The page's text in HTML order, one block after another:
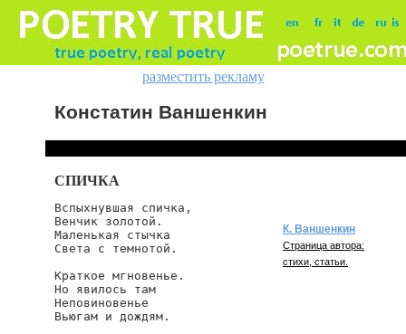
разместить рекламу
Констатин Ваншенкин
СПИЧКА
Вспыхнувшая спичка,
Венчик золотой.
Маленькая стычка
Света с темнотой.
Краткое мгновенье.
Но явилось там
Неповиновенье
Вьюгам и дождям.
К. Ваншенкин
Страница автора:
стихи, статьи.